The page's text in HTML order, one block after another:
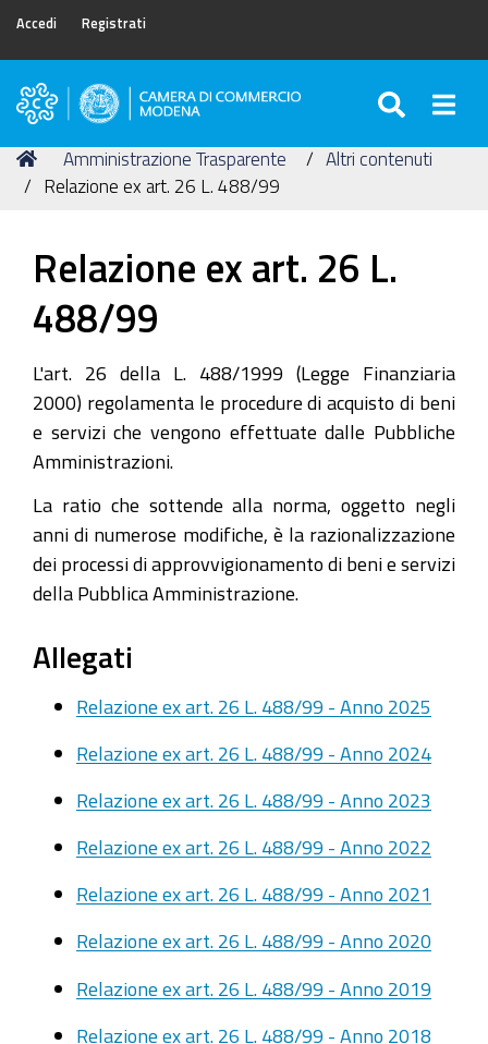
Accedi Registrati
Camera
Commercio
di
Tu
sei
Home
Amministrazione Trasparente
Altri contenuti
Relazione ex art. 26 L. 488/99
Relazione ex art. 26 L.
488/99
L'art. 26 della L. 488/1999 (Legge Finanziaria
2000) regolamenta le procedure di acquisto di beni
e servizi che vengono effettuate dalle Pubbliche
Amministrazioni.
La ratio che sottende alla norma, oggetto negli
anni di numerose modifiche, è la razionalizzazione
dei processi di approvvigionamento di beni e servizi
della Pubblica Amministrazione.
Allegati
Relazione ex art. 26 L. 488/99 - Anno 2025
Relazione ex art. 26 L. 488/99 - Anno 2024
Relazione ex art. 26 L. 488/99 - Anno 2023
Relazione ex art. 26 L. 488/99 - Anno 2022
Relazione ex art. 26 L. 488/99 - Anno 2021
Relazione ex art. 26 L. 488/99 - Anno 2020
Relazione ex art. 26 L. 488/99 - Anno 2019
Relazione ex art. 26 L. 488/99 - Anno 2018